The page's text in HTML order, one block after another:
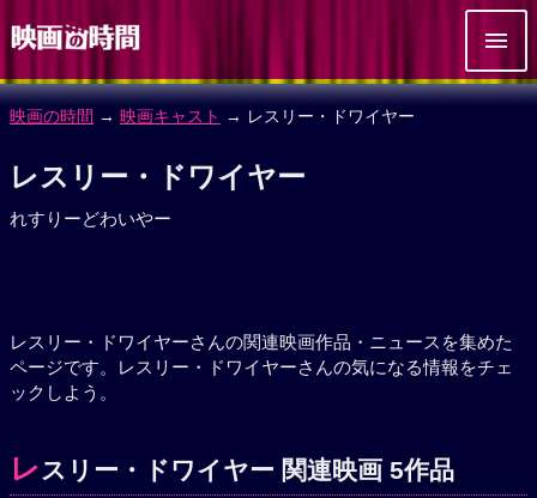
映画の時間 → 映画キャスト → レスリー・ドワイヤー
レスリー・ドワイヤー
れすりーどわいやー
レスリー・ドワイヤーさんの関連映画作品・ニュースを集めた
ページです。レスリー・ドワイヤーさんの気になる情報をチェ
ックしよう。
レスリー・ドワイヤー 関連映画 5作品